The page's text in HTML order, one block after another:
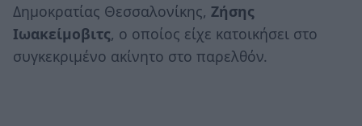
Δημοκρατίας Θεσσαλονίκης, Ζήσης
Ιωακείμοβιτς, ο οποίος είχε κατοικήσει στο
συγκεκριμένο ακίνητο στο παρελθόν.